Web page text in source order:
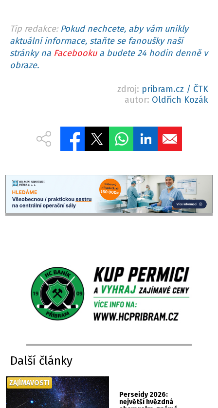
Tip redakce: Pokud nechcete, aby vám unikly
aktuální informace, staňte se fanoušky naší
stránky na Facebookua budete 24 hodin denně v
obraze.
zdroj: pribram.cz / ČTK
autor: Oldřich Kozák
Další články
Perseidy 2026:
největší hvězdná
ZAJÍMAVOSTI